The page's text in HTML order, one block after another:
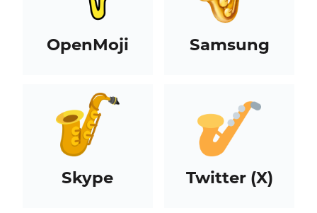
OpenMoji Samsung
Skype Twitter (X)